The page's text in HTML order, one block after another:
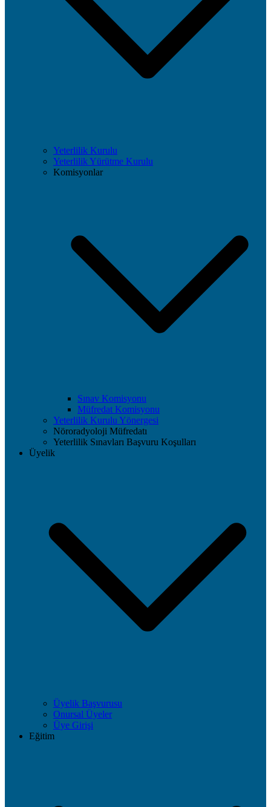
Yeterlilik Kurulu
Yeterlilik Yürütme Kurulu
Komisyonlar
Sınav Komisyonu
Müfredat Komisyonu
Yeterlilik Kurulu Yönergesi
Nöroradyoloji Müfredatı
Yeterlilik Sınavları Başvuru Koşulları
Üyelik
Üyelik Başvurusu
Onursal Üyeler
Üye Girişi
Eğitim